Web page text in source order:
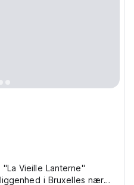
Vieille Lanterne"
i Bruxelles nær